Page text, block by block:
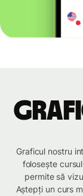
Graficul nostru
folosește
permite să
Aștepți un curs